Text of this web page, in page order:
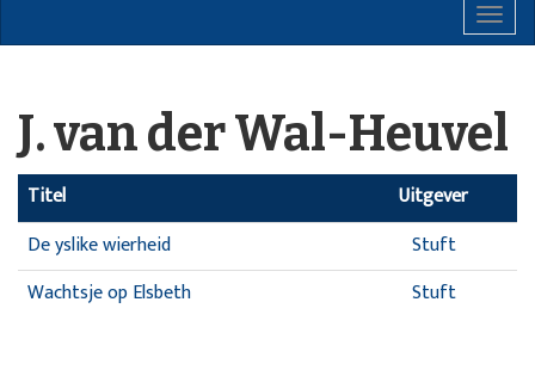
J. van der Wal-Heuvel
Titel
Uitgever
De yslike wierheid
Stuft
Wachtsje op Elsbeth
Stuft